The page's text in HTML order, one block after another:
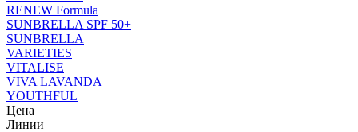
RENEW Formula
SUNBRELLA SPF 50+
SUNBRELLA
VARIETIES
VITALISE
VIVA LAVANDA
YOUTHFUL
Цена
Линии